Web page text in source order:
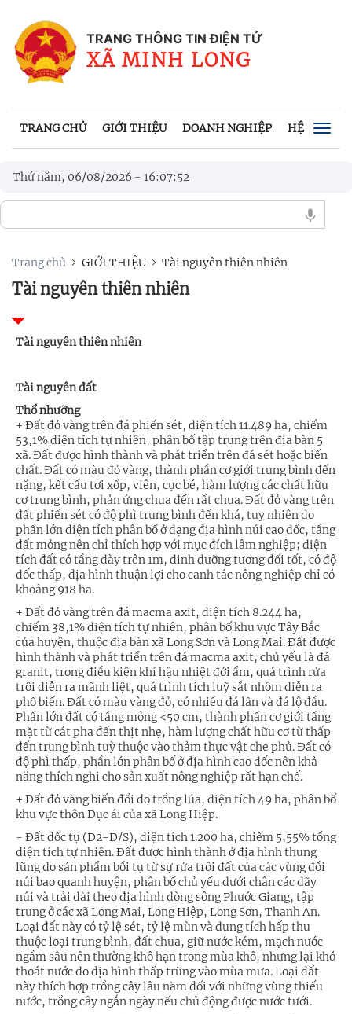
TRANG THÔNG TIN ĐIỆN TỬ
XÃ MINH LONG
TRANG CHỦ GIỚI THIỆU DOANH NGHIỆP HỆ THỐNG
Thứ năm, 06/08/2026 - 16:07:53
Trang chủ GIỚI THIỆU Tài nguyên thiên nhiên
Tài nguyên thiên nhiên
Tài nguyên thiên nhiên
Tài nguyên đất
Thổ nhưỡng
+ Đất đỏ vàng trên đá phiến sét, diện tích 11.489 ha, chiếm
53,1% diện tích tự nhiên, phân bố tập trung trên địa bàn 5
xã. Đất được hình thành và phát triển trên đá sét hoặc biến
chất. Đất có màu đỏ vàng, thành phần cơ giới trung bình đến
nặng, kết cấu tơi xốp, viên, cục bé, hàm lượng các chất hữu
cơ trung bình, phản ứng chua đến rất chua. Đất đỏ vàng trên
đất phiến sét có độ phì trung bình đến khá, tuy nhiên do
phần lớn diện tích phân bố ở dạng địa hình núi cao dốc, tầng
đất mỏng nên chỉ thích hợp với mục đích lâm nghiệp; diện
tích đất có tầng dày trên 1m, dinh dưỡng tương đối tốt, có độ
dốc thấp, địa hình thuận lợi cho canh tác nông nghiệp chỉ có
khoảng 918 ha.
+ Đất đỏ vàng trên đá macma axit, diện tích 8.244 ha,
chiếm 38,1% diện tích tự nhiên, phân bố khu vực Tây Bắc
của huyện, thuộc địa bàn xã Long Sơn và Long Mai. Đất được
hình thành và phát triển trên đá macma axit, chủ yếu là đá
granit, trong điều kiện khí hậu nhiệt đới ẩm, quá trình rửa
trôi diễn ra mãnh liệt, quá trình tích luỹ sắt nhôm diễn ra
phổ biến. Đất có màu vàng đỏ, có nhiều đá lẫn và đá lộ đầu.
Phần lớn đất có tầng mỏng <50 cm, thành phần cơ giới tầng
mặt từ cát pha đến thịt nhẹ, hàm lượng chất hữu cơ từ thấp
đến trung bình tuỳ thuộc vào thảm thực vật che phủ. Đất có
độ phì thấp, phần lớn phân bố ở địa hình cao dốc nên khả
năng thích nghi cho sản xuất nông nghiệp rất hạn chế.
+ Đất đỏ vàng biến đổi do trồng lúa, diện tích 49 ha, phân bố
khu vực thôn Dục ái của xã Long Hiệp.
- Đất dốc tụ (D2-D/S), diện tích 1.200 ha, chiếm 5,55% tổng
diện tích tự nhiên. Đất được hình thành ở địa hình thung
lũng do sản phẩm bồi tụ từ sự rửa trôi đất của các vùng đồi
núi bao quanh huyện, phân bố chủ yếu dưới chân các dãy
núi và trải dài theo địa hình dòng sông Phước Giang, tập
trung ở các xã Long Mai, Long Hiệp, Long Sơn, Thanh An.
Loại đất này có tỷ lệ sét, tỷ lệ mùn và dung tích hấp thu
thuộc loại trung bình, đất chua, giữ nước kém, mạch nước
ngầm sâu nên thường khô hạn trong mùa khô, nhưng lại khó
thoát nước do địa hình thấp trũng vào mùa mưa. Loại đất
này thích hợp trồng cây lâu năm đối với những vùng thiếu
nước, trồng cây ngắn ngày nếu chủ động được nước tưới.